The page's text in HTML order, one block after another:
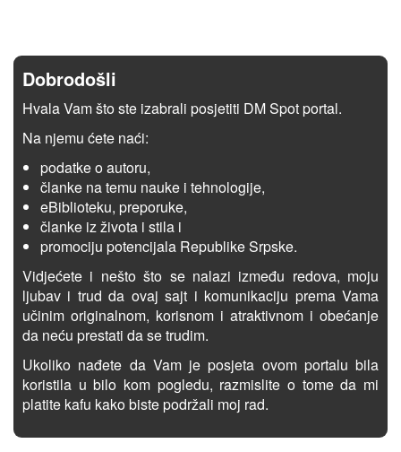
Dobrodošli
Hvala Vam što ste izabrali posjetiti DM Spot portal.
Na njemu ćete naći:
podatke o autoru,
članke na temu nauke i tehnologije,
eBiblioteku, preporuke,
članke iz života i stila i
promociju potencijala Republike Srpske.
Vidjećete i nešto što se nalazi između redova, moju
ljubav i trud da ovaj sajt i komunikaciju prema Vama
učinim originalnom, korisnom i atraktivnom i obećanje
da neću prestati da se trudim.
Ukoliko nađete da Vam je posjeta ovom portalu bila
koristila u bilo kom pogledu, razmislite o tome da mi
platite kafu kako biste podržali moj rad.